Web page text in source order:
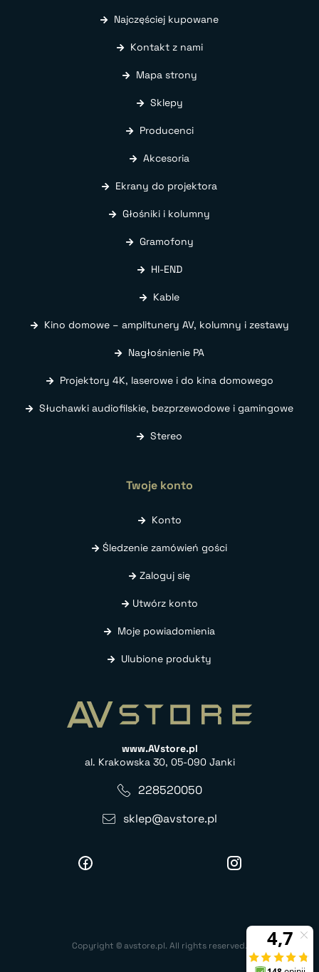
Najczęściej kupowane
Kontakt z nami
Mapa strony
Sklepy
Producenci
Akcesoria
Ekrany do projektora
Głośniki i kolumny
Gramofony
HI-END
Kable
Kino domowe – amplitunery AV, kolumny i zestawy
Nagłośnienie PA
Projektory 4K, laserowe i do kina domowego
Słuchawki audiofilskie, bezprzewodowe i gamingowe
Stereo
Twoje konto
Konto
Śledzenie zamówień gości
Zaloguj się
Utwórz konto
Moje powiadomienia
Ulubione produkty
www.AVstore.pl
al. Krakowska 30, 05-090 Janki
228520050
sklep@avstore.pl
Copyright © avstore.pl. All rights reserved.